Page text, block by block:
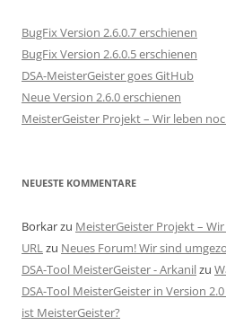
BugFix Version 2.6.0.7 erschienen
BugFix Version 2.6.0.5 erschienen
DSA-MeisterGeister goes GitHub
Neue Version 2.6.0 erschienen
MeisterGeister Projekt – Wir leben
NEUESTE KOMMENTARE
Borkarzu MeisterGeister Projekt –
URLzu Neues Forum! Wir sind
DSA-Tool MeisterGeister - Arkanilzu
DSA-Tool MeisterGeister in Version
ist MeisterGeister?